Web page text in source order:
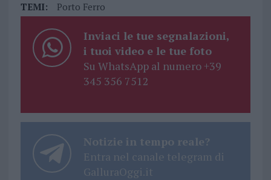
TEMI: Porto Ferro
Inviaci le tue segnalazioni,
i tuoi video e le tue foto
Su WhatsApp al numero +39
345 356 7512
Notizie in tempo reale?
Entra nel canale telegram di
GalluraOggi.it